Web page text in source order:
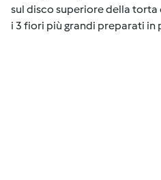
sul disco superiore della
i 3 fiori più grandi preparati in